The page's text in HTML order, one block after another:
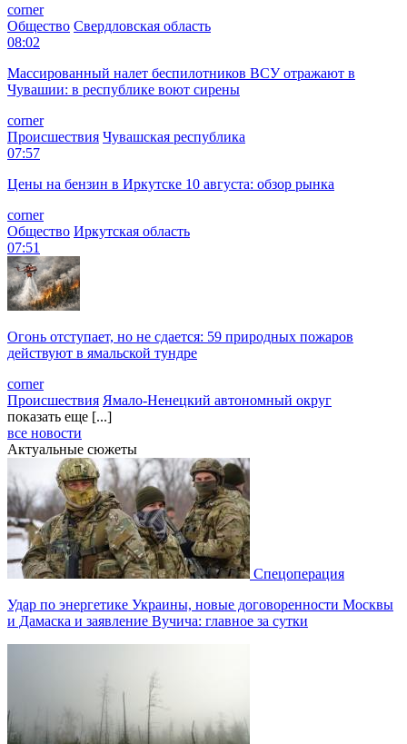
corner
Общество Свердловская область
08:02
Массированный налет беспилотников ВСУ отражают в
Чувашии: в республике воют сирены
corner
Происшествия Чувашская республика
07:57
Цены на бензин в Иркутске 10 августа: обзор рынка
corner
Общество Иркутская область
07:51
Огонь отступает, но не сдается: 59 природных пожаров
действуют в ямальской тундре
corner
Происшествия Ямало-Ненецкий автономный округ
показать еще [...]
все новости
Актуальные сюжеты
Спецоперация
Удар по энергетике Украины, новые договоренности Москвы
и Дамаска и заявление Вучича: главное за сутки